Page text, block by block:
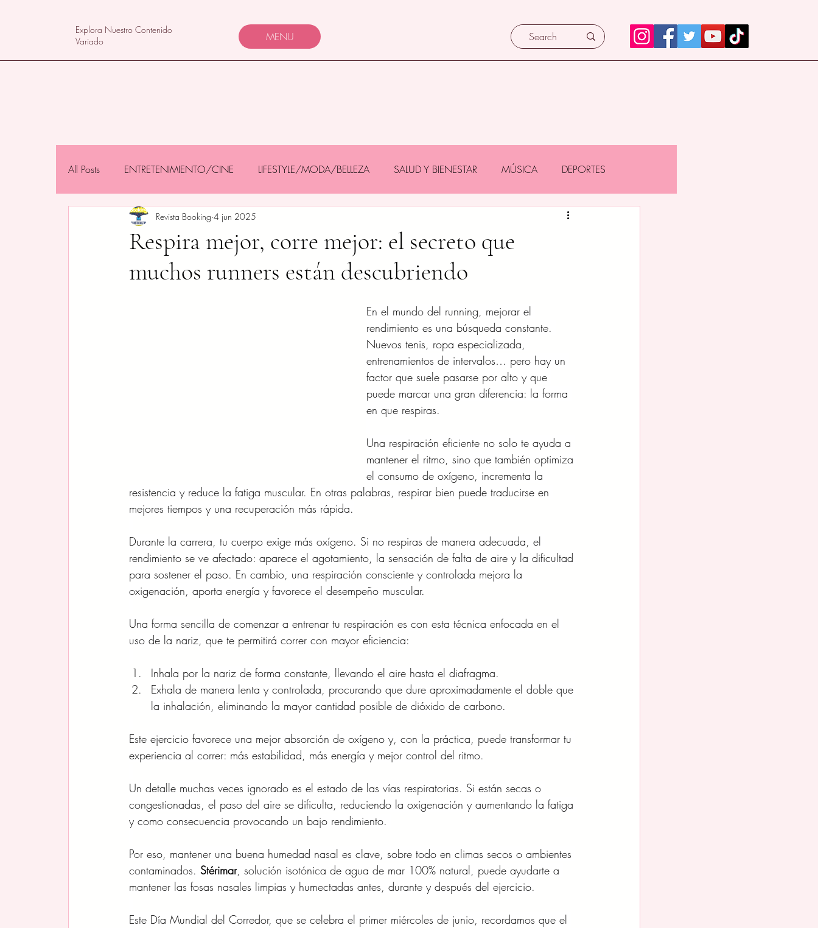
Explora Nuestro Contenido
Variado
MENU
All Posts ENTRETENIMIENTO/CINE LIFESTYLE/MODA/BELLEZA SALUD Y BIENESTAR MÚSICA DEPORTES
NEGOCIOS/TECNOLOGÍA MAMÁS Y BEBÉS
Respira mejor, corre mejor: el secreto que
muchos runners están descubriendo
Revista Booking 4 jun 2025
En el mundo del running, mejorar el
rendimiento es una búsqueda constante.
Nuevos tenis, ropa especializada,
entrenamientos de intervalos… pero hay un
factor que suele pasarse por alto y que
puede marcar una gran diferencia: la forma
en que respiras.
Una respiración eficiente no solo te ayuda a
mantener el ritmo, sino que también optimiza
el consumo de oxígeno, incrementa la
resistencia y reduce la fatiga muscular. En otras palabras, respirar bien puede traducirse en
mejores tiempos y una recuperación más rápida.
Durante la carrera, tu cuerpo exige más oxígeno. Si no respiras de manera adecuada, el
rendimiento se ve afectado: aparece el agotamiento, la sensación de falta de aire y la dificultad
para sostener el paso. En cambio, una respiración consciente y controlada mejora la
oxigenación, aporta energía y favorece el desempeño muscular.
Una forma sencilla de comenzar a entrenar tu respiración es con esta técnica enfocada en el
uso de la nariz, que te permitirá correr con mayor eficiencia:
Inhala por la nariz de forma constante, llevando el aire hasta el diafragma.
Exhala de manera lenta y controlada, procurando que dure aproximadamente el doble que
la inhalación, eliminando la mayor cantidad posible de dióxido de carbono.
Este ejercicio favorece una mejor absorción de oxígeno y, con la práctica, puede transformar tu
experiencia al correr: más estabilidad, más energía y mejor control del ritmo.
Un detalle muchas veces ignorado es el estado de las vías respiratorias. Si están secas o
congestionadas, el paso del aire se dificulta, reduciendo la oxigenación y aumentando la fatiga
y como consecuencia provocando un bajo rendimiento.
Por eso, mantener una buena humedad nasal es clave, sobre todo en climas secos o ambientes
contaminados. Stérimar, solución isotónica de agua de mar 100% natural, puede ayudarte a
mantener las fosas nasales limpias y humectadas antes, durante y después del ejercicio.
Este Día Mundial del Corredor, que se celebra el primer miércoles de junio, recordamos que el